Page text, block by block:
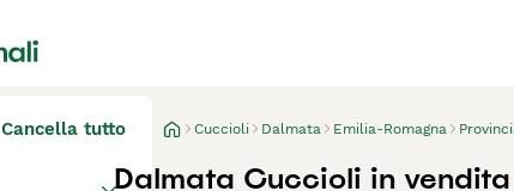
Cancella tutto Cuccioli Dalmata Emilia-Romagna
Dalmata Cuccioli in vendita